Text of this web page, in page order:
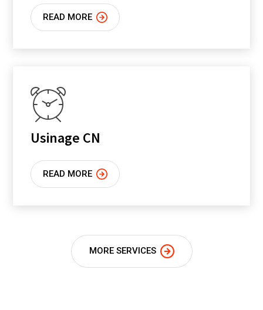
READ MORE
Usinage CN
READ MORE
MORE SERVICES